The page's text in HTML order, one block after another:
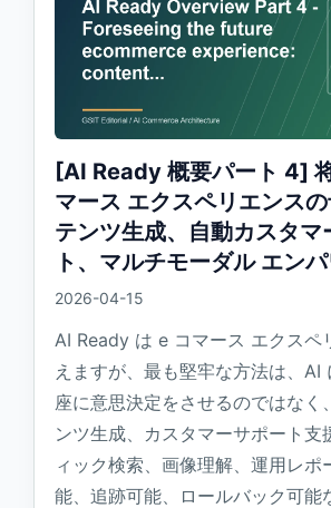
[AI Ready 概要パート 4]
マース エクスペリエンス
テンツ生成、自動カスタマ
ト、マルチモーダル エン
2026-04-15
AI Ready は e コマース エクスペ
えますが、最も堅牢な方法は、AI
座に意思決定をさせるのではなく
ンツ生成、カスタマーサポート支
ィック検索、画像理解、運用レポ
能、追跡可能、ロールバック可能